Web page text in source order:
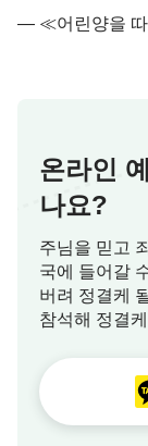
― ≪어린양을 따
온라인
나요?
주님을 믿고
국에 들어갈
버려 정결케
참석해 정결